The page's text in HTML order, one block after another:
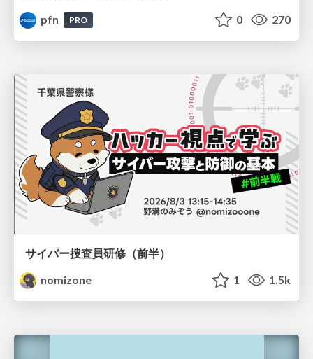
pfn
PRO 0 270
サイバー捜査員研修（前半）
nomizone
1 1.5k